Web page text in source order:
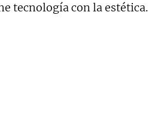
tecnología con la estética.